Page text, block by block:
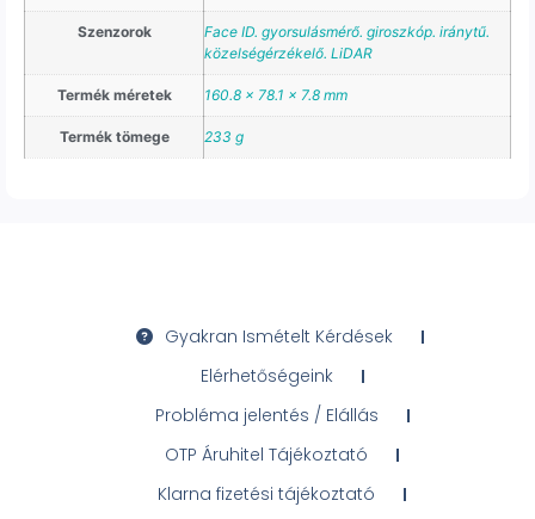
Szenzorok
Face ID. gyorsulásmérő. giroszkóp. iránytű.
közelségérzékelő. LiDAR
Termék méretek 160.8 x 78.1 x 7.8 mm
Termék tömege 233 g
Gyakran Ismételt Kérdések
Elérhetőségeink
Probléma jelentés / Elállás
OTP Áruhitel Tájékoztató
Klarna fizetési tájékoztató